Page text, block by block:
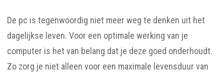
De pc is tegenwoordig niet meer weg te denken uit het
dagelijkse leven. Voor een optimale werking van je
computer is het van belang dat je deze goed onderhoudt.
Zo zorg je niet alleen voor een maximale levensduur van